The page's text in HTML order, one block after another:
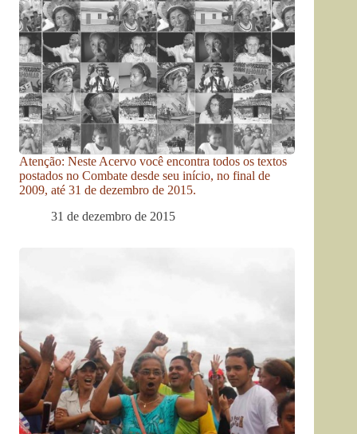
Atenção: Neste Acervo você encontra todos os textos
postados no Combate desde seu início, no final de
2009, até 31 de dezembro de 2015.
31 de dezembro de 2015